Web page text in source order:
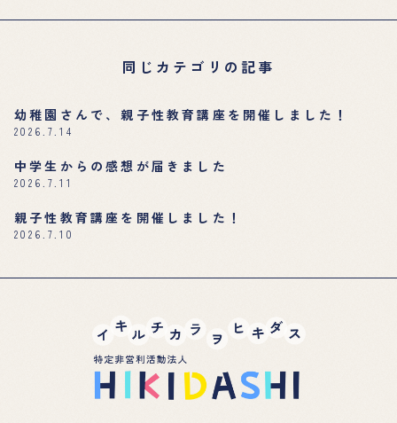
同じカテゴリの記事
幼稚園さんで、親子性教育講座を開催しました！
2026.7.14
中学生からの感想が届きました
2026.7.11
親子性教育講座を開催しました！
2026.7.10